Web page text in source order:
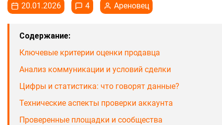
20.01.2026 4 Ареновец
Содержание:
Ключевые критерии оценки продавца
Анализ коммуникации и условий сделки
Цифры и статистика: что говорят данные?
Технические аспекты проверки аккаунта
Проверенные площадки и сообщества